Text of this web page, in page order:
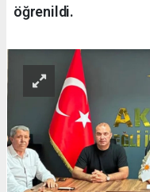
öğrenildi.